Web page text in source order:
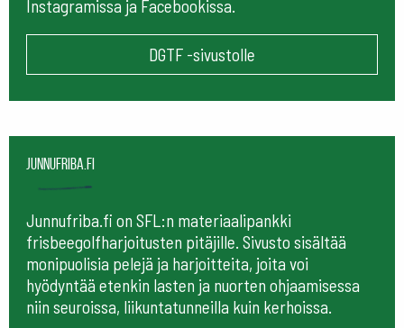
Instagramissa ja Facebookissa.
DGTF -sivustolle
Junnufriba.fi
Junnufriba.fi on SFL:n materiaalipankki
frisbeegolfharjoitusten pitäjille. Sivusto sisältää
monipuolisia pelejä ja harjoitteita, joita voi
hyödyntää etenkin lasten ja nuorten ohjaamisessa
niin seuroissa, liikuntatunneilla kuin kerhoissa.